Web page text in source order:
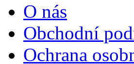
O nás
Obchodní
Ochrana